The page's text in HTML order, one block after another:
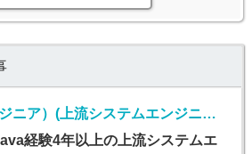
SE（システムエンジニア）(上流システムエンジニア/Java経験者/正社員)
経験4年以上の上流システムエ